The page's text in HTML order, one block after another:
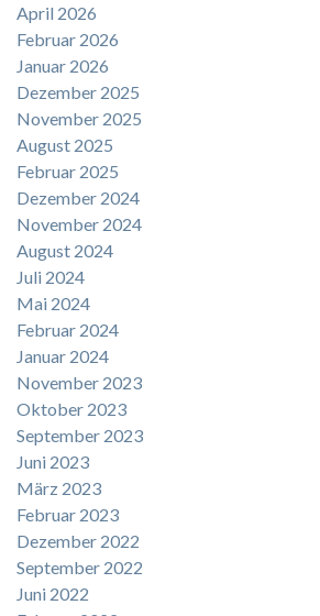
April 2026
Februar 2026
Januar 2026
Dezember 2025
November 2025
August 2025
Februar 2025
Dezember 2024
November 2024
August 2024
Juli 2024
Mai 2024
Februar 2024
Januar 2024
November 2023
Oktober 2023
September 2023
Juni 2023
März 2023
Februar 2023
Dezember 2022
September 2022
Juni 2022